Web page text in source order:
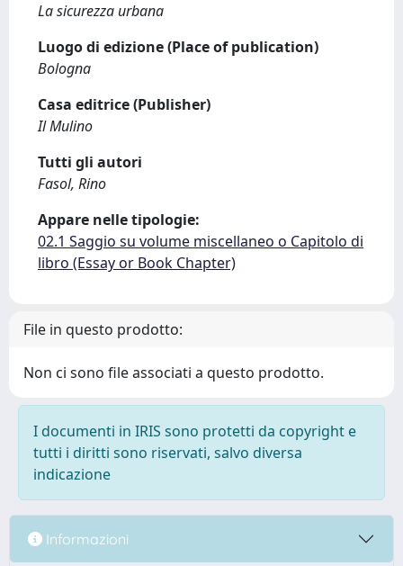
La sicurezza urbana
Luogo di edizione (Place of publication)
Bologna
Casa editrice (Publisher)
Il Mulino
Tutti gli autori
Fasol, Rino
Appare nelle tipologie:
02.1 Saggio su volume miscellaneo o Capitolo di
libro (Essay or Book Chapter)
File in questo prodotto:
Non ci sono file associati a questo prodotto.
I documenti in IRIS sono protetti da copyright e
tutti i diritti sono riservati, salvo diversa
indicazione
Informazioni